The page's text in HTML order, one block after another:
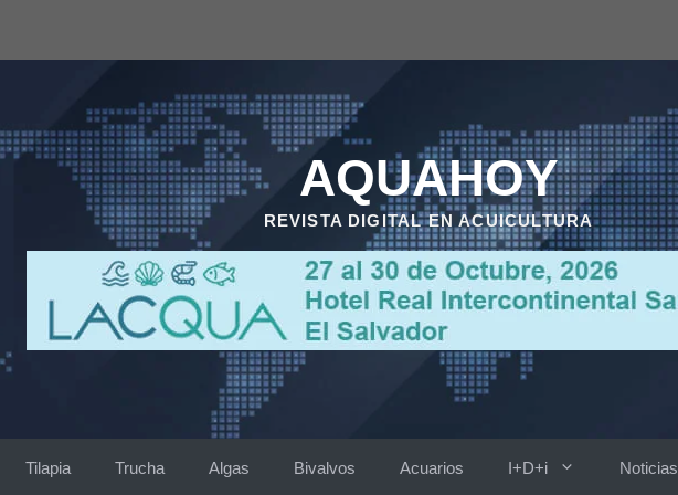
AQUAHOY
REVISTA DIGITAL EN ACUICULTURA
Tilapia Trucha Algas Bivalvos Acuarios I+D+i Noticias